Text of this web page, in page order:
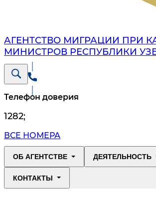
АГЕНТСТВО МИГРАЦИИ ПРИ
МИНИСТРОВ РЕСПУБЛИКИ
Телефон доверия
1282;
ВСЕ НОМЕРА
ОБ АГЕНТСТВЕ ДЕЯТЕЛЬНОСТЬ
КОНТАКТЫ